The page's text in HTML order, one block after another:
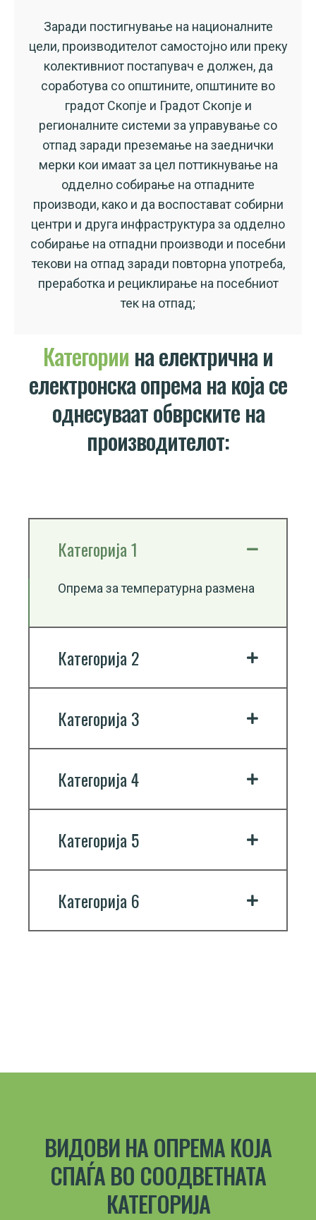
Заради постигнување на националните
цели, производителот самостојно или преку
колективниот постапувач е должен, да
соработува со општините, општините во
градот Скопје и Градот Скопје и
регионалните системи за управување со
отпад заради преземање на заеднички
мерки кои имаат за цел поттикнување на
одделно собирање на отпадните
производи, како и да воспостават собирни
центри и друга инфраструктура за одделно
собирање на отпадни производи и посебни
текови на отпад заради повторна употреба,
преработка и рециклирање на посебниот
тек на отпад;
Категории на електрична и
електронска опрема на која се
однесуваат обврските на
производителот:
Категорија 1
Опрема за температурна размена
Категорија 2
Категорија 3
Категорија 4
Категорија 5
Категорија 6
ВИДОВИ НА ОПРЕМА КОЈА
СПАЃА ВО СООДВЕТНАТА
КАТЕГОРИЈА